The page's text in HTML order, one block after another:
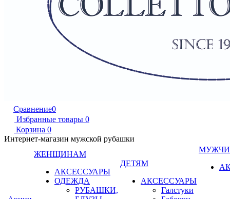
Сравнение0
Избранные товары 0
Корзина 0
Интернет-магазин мужской рубашки
ЖЕНЩИНАМ
АКСЕССУАРЫ
ОДЕЖДА
РУБАШКИ,
ДЕТЯМ
АКСЕССУАРЫ
Галстуки